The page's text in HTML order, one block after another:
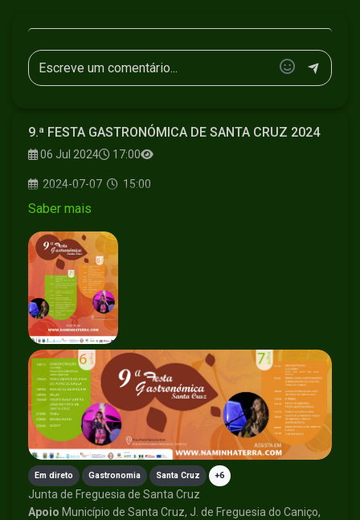
9.ª FESTA GASTRONÓMICA DE SANTA CRUZ 2024
06 Jul 2024 17:00
2024-07-07 15:00
Saber mais
Em direto Gastronomia Santa Cruz +6
Junta de Freguesia de Santa Cruz
Apoio Município de Santa Cruz, J. de Freguesia do Caniço,